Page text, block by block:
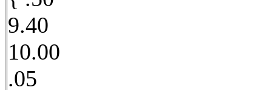
9.40
10.00
.05